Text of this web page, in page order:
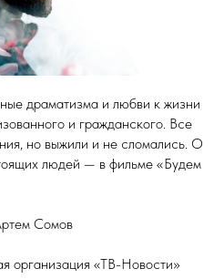
драматизма и любви к жизни
и гражданского. Все
но выжили и не сломались. О
людей — в фильме «Будем
Сомов
организация «ТВ-Новости»